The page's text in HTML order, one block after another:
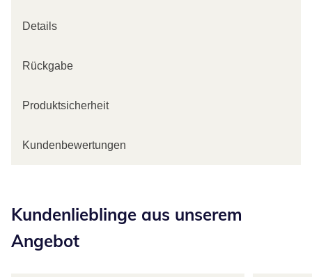
Details
Rückgabe
Produktsicherheit
Kundenbewertungen
Kundenlieblinge aus unserem
Angebot